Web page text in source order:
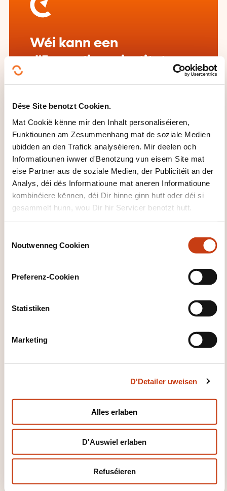
Dëse Site benotzt Cookien.
Mat Cookië kënne mir den Inhalt personaliséieren,
Funktiounen am Zesummenhang mat de soziale Medien
ubidden an den Trafick analyséieren. Mir deelen och
Informatiounen iwwer d'Benotzung vun eisem Site mat
eise Partner aus de soziale Medien, der Publicitéit an der
Analys, déi dës Informatioune mat aneren Informatioune
kombinéiere kënnen, déi Dir hinne ginn hutt oder déi si
gesammelt hunn, wou Dir hir Servicer benotzt hutt.
Noutwenneg Cookien
Preferenz-Cookien
Statistiken
Marketing
D'Detailer uweisen
Alles erlaben
D'Auswiel erlaben
Refuséieren
Wéi kann een
Olivier Matz
+32 (0)4 382 44 62
Méi iwwer den Formatiounsinstitut:
Technifutur
DËS FORMATIOUNE KÉINTEN
FR
Perséinlech a berufflech
Entwécklung - Perséinlech
Perséinlechkeetsevaluatioun